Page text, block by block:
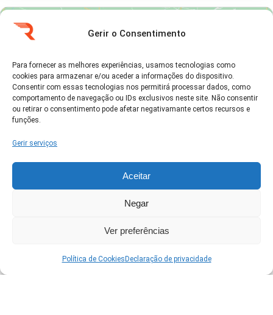
Gerir o Consentimento
Para fornecer as melhores experiências, usamos tecnologias como
cookies para armazenar e/ou aceder a informações do dispositivo.
Consentir com essas tecnologias nos permitirá processar dados, como
comportamento de navegação ou IDs exclusivos neste site. Não consentir
ou retirar o consentimento pode afetar negativamante certos recursos e
funções.
Gerir serviços
Aceitar
Negar
Ver preferências
Política de Cookies Declaração de privacidade
Clique em 'Concordo' para ativar Google
maps
Política de Cookies